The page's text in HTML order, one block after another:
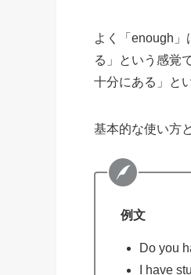
よく「enough
る」という感覚
十分にある」と
基本的な使い方
例文
Do you
I have